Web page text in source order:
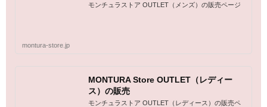
モンチュラストア OUTLET（メンズ）の販売ページ
montura-store.jp
MONTURA Store OUTLET（レディー
ス）の販売
モンチュラストア OUTLET（レディース）の販売ペ